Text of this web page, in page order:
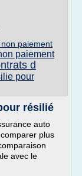
paiement
paiement
d
pour
résilié
auto
plus
avec le